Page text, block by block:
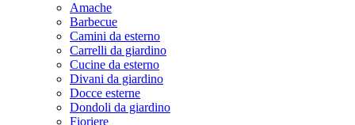
Amache
Barbecue
Camini da esterno
Carrelli da giardino
Cucine da esterno
Divani da giardino
Docce esterne
Dondoli da giardino
Fioriere